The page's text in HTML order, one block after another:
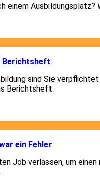
einem Ausbildungsplatz?
Berichtsheft
sind Sie
Berichtsheft.
ein Fehler
Job verlassen, um